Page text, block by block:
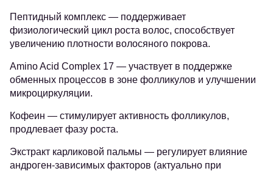
Пептидный комплекс — поддерживает
физиологический цикл роста волос, способствует
увеличению плотности волосяного покрова.
Amino Acid Complex 17 — участвует в поддержке
обменных процессов в зоне фолликулов и улучшении
микроциркуляции.
Кофеин — стимулирует активность фолликулов,
продлевает фазу роста.
Экстракт карликовой пальмы — регулирует влияние
андроген-зависимых факторов (актуально при